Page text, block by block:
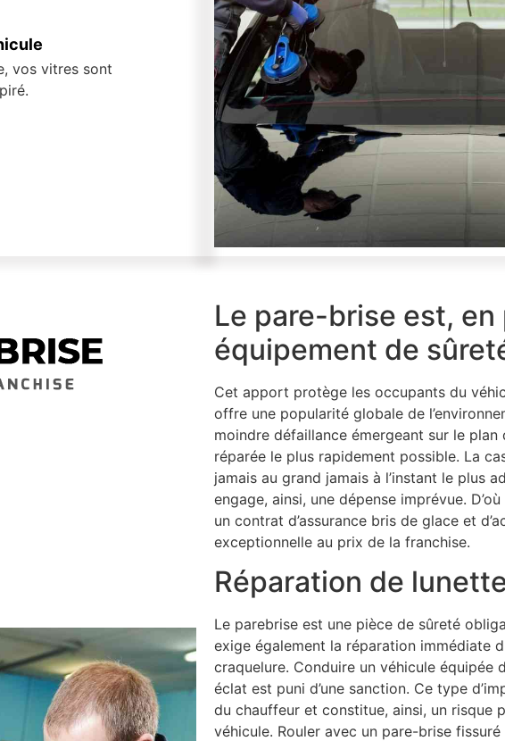
vos vitres sont
Le pare-brise est,
équipement de
Cet apport protège les occupants du
offre une popularité globale de
moindre défaillance émergeant sur le
réparée le plus rapidement possible. La
jamais au grand jamais à l’instant le plus
engage, ainsi, une dépense imprévue.
un contrat d’assurance bris de glace et
exceptionnelle au prix de la franchise.
Réparation de
Le parebrise est une pièce de sûreté
exige également la réparation immédiate
craquelure. Conduire un véhicule équipée
éclat est puni d’une sanction. Ce type
du chauffeur et constitue, ainsi, un risque
véhicule. Rouler avec un pare-brise